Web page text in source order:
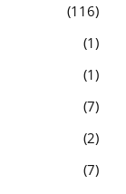
116
1
1
7
2
7